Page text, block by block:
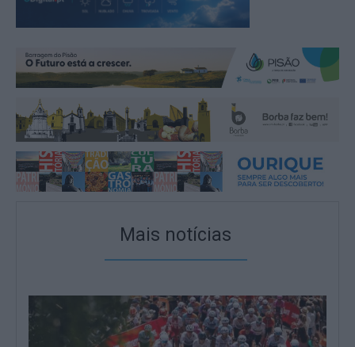
Mais notícias